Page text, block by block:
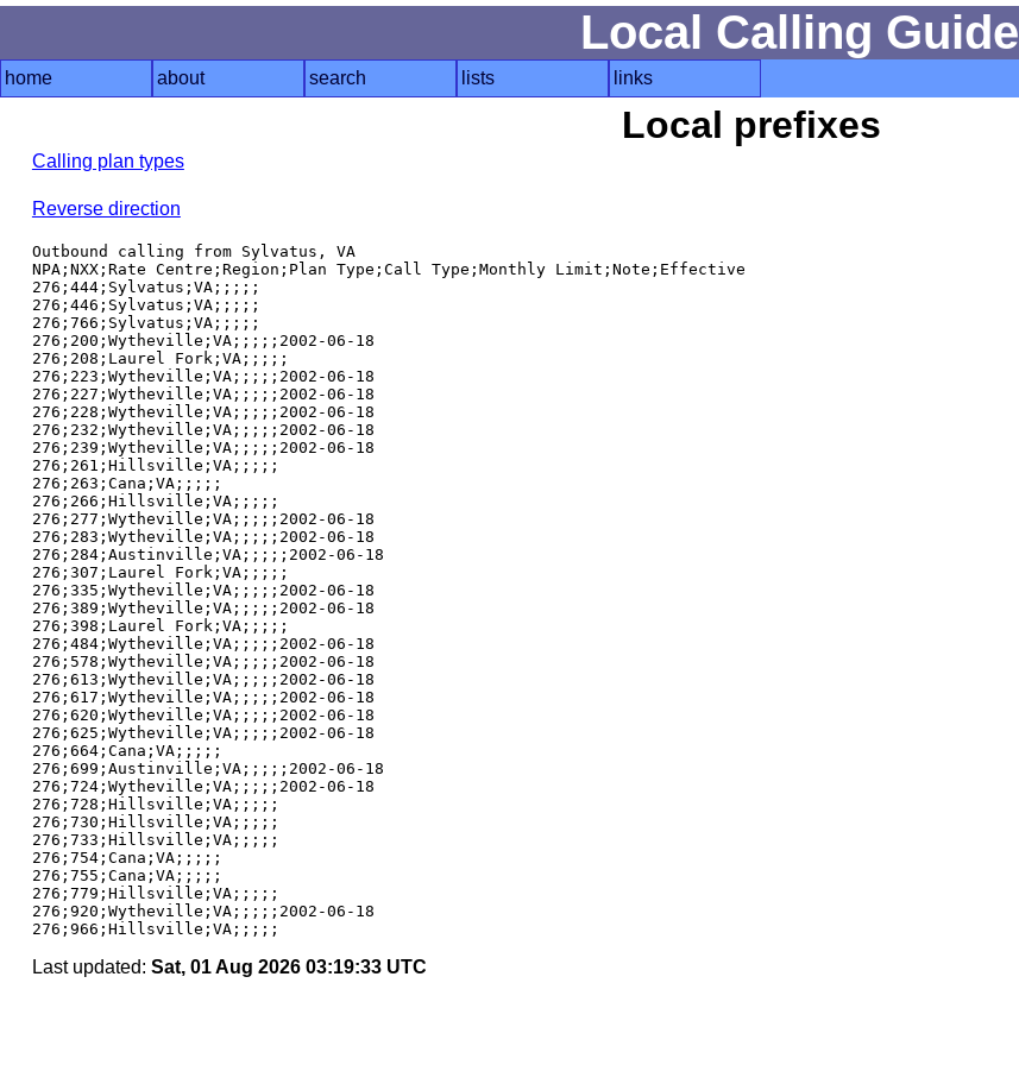
Local Calling Guide
home about search lists links
Local prefixes
Calling plan types
Reverse direction
Outbound calling from Sylvatus, VA
NPA;NXX;Rate Centre;Region;Plan Type;Call Type;Monthly Limit;Note;Effective
276;444;Sylvatus;VA;;;;;
276;446;Sylvatus;VA;;;;;
276;766;Sylvatus;VA;;;;;
276;200;Wytheville;VA;;;;;2002-06-18
276;208;Laurel Fork;VA;;;;;
276;223;Wytheville;VA;;;;;2002-06-18
276;227;Wytheville;VA;;;;;2002-06-18
276;228;Wytheville;VA;;;;;2002-06-18
276;232;Wytheville;VA;;;;;2002-06-18
276;239;Wytheville;VA;;;;;2002-06-18
276;261;Hillsville;VA;;;;;
276;263;Cana;VA;;;;;
276;266;Hillsville;VA;;;;;
276;277;Wytheville;VA;;;;;2002-06-18
276;283;Wytheville;VA;;;;;2002-06-18
276;284;Austinville;VA;;;;;2002-06-18
276;307;Laurel Fork;VA;;;;;
276;335;Wytheville;VA;;;;;2002-06-18
276;389;Wytheville;VA;;;;;2002-06-18
276;398;Laurel Fork;VA;;;;;
276;484;Wytheville;VA;;;;;2002-06-18
276;578;Wytheville;VA;;;;;2002-06-18
276;613;Wytheville;VA;;;;;2002-06-18
276;617;Wytheville;VA;;;;;2002-06-18
276;620;Wytheville;VA;;;;;2002-06-18
276;625;Wytheville;VA;;;;;2002-06-18
276;664;Cana;VA;;;;;
276;699;Austinville;VA;;;;;2002-06-18
276;724;Wytheville;VA;;;;;2002-06-18
276;728;Hillsville;VA;;;;;
276;730;Hillsville;VA;;;;;
276;733;Hillsville;VA;;;;;
276;754;Cana;VA;;;;;
276;755;Cana;VA;;;;;
276;779;Hillsville;VA;;;;;
276;920;Wytheville;VA;;;;;2002-06-18
Last updated: Sat, 01 Aug 2026 03:19:33 UTC